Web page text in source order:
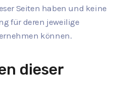
Seiten haben und keine
für deren jeweilige
können.
dieser